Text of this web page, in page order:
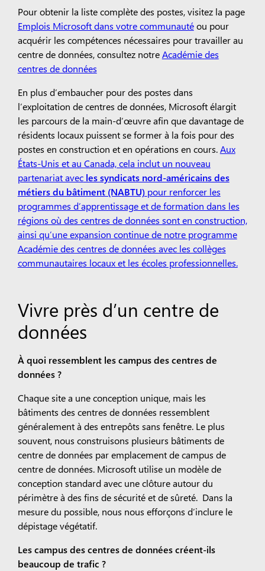
Pour obtenir la liste complète des postes, visitez la page
Emplois Microsoft dans votre communautéou pour
acquérir les compétences nécessaires pour travailler au
centre de données, consultez notreAcadémie des
centres de données
En plus d’embaucher pour des postes dans
l’exploitation de centres de données, Microsoft élargit
les parcours de la main-d’œuvre afin que davantage de
résidents locaux puissent se former à la fois pour des
postes en construction et en opérations en cours.Aux
États-Unis et au Canada, cela inclut un nouveau
partenariat avecles syndicats nord-américains des
métiers du bâtiment (NABTU) pour renforcer les
programmes d’apprentissage et de formation dans les
régions où des centres de données sont en construction,
ainsi qu’une expansion continue de notre programme
Académie des centres de données avec les collèges
communautaires locaux et les écoles professionnelles.
Vivre près d’un centre de
données
À quoi ressemblent les campus des centres de
données ?
Chaque site a une conception unique, mais les
bâtiments des centres de données ressemblent
généralement à des entrepôts sans fenêtre. Le plus
souvent, nous construisons plusieurs bâtiments de
centre de données par emplacement de campus de
centre de données. Microsoft utilise un modèle de
conception standard avec une clôture autour du
périmètre à des fins de sécurité et de sûreté. Dans la
mesure du possible, nous nous efforçons d’inclure le
dépistage végétatif.
Les campus des centres de données créent-ils
beaucoup de trafic ?